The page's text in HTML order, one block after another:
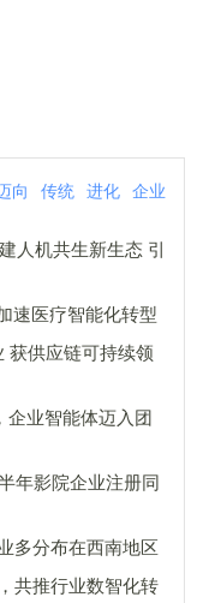
向 传统 进化 企业
人机共生新生态 引
速医疗智能化转型
获供应链可持续领
企业智能体迈入团
年影院企业注册同
多分布在西南地区
共推行业数智化转